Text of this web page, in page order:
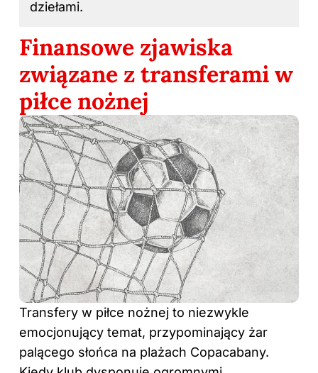
dziełami.
Finansowe zjawiska
związane z transferami w
piłce nożnej
Transfery w piłce nożnej to niezwykle
emocjonujący temat, przypominający żar
palącego słońca na plażach Copacabany.